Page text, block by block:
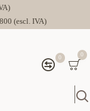
(escl. IVA)
0 0